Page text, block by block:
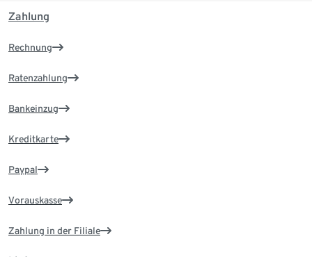
Zahlung
Rechnung
Ratenzahlung
Bankeinzug
Kreditkarte
Paypal
Vorauskasse
Zahlung in der Filiale